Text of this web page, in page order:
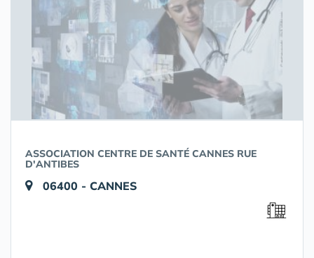
ASSOCIATION CENTRE DE SANTÉ CANNES RUE
D'ANTIBES
06400 - CANNES